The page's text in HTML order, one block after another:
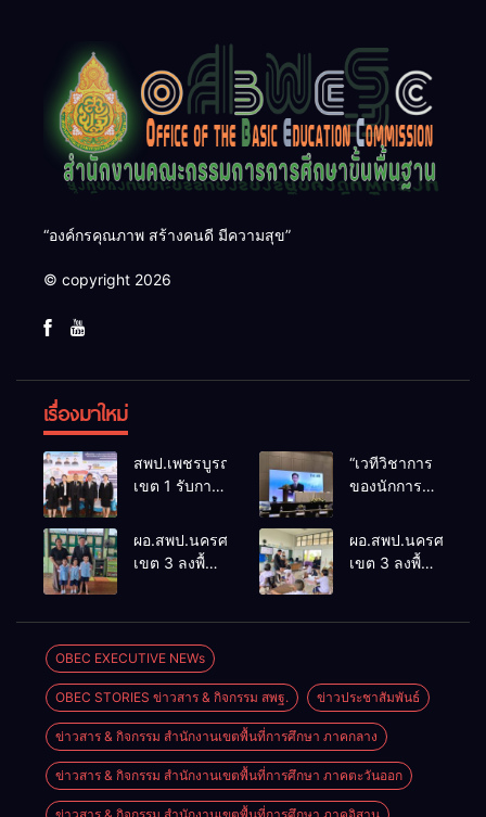
“องค์กรคุณภาพ สร้างคนดี มีความสุข”
© copyright 2026
เรื่องมาใหม่
สพป.เพชรบูรณ์
เขต 1 รับการ
ประเมินผล
เชิงประจักษ์
ต้นแบบ”
ระดับประเทศ
รุ่นที่ 3 ประจำ
ปีงบประมาณ
พ.ศ. 2569
“เวทีวิชาการ
ของนักการ
ThaiCER
International
Research
(ThaiCER)
2026
ผอ.สพป.นครศรีธรรมราช
เขต 3 ลงพื้นที่
ปากพนัง
ผอ.สพป.นครศรีธรร
เขต 3 ลงพื้นที่
OBEC EXECUTIVE NEWs
OBEC STORIES ข่าวสาร & กิจกรรม สพฐ. ข่าวประชาสัมพันธ์
ข่าวสาร & กิจกรรม สำนักงานเขตพื้นที่การศึกษา ภาคกลาง
ข่าวสาร & กิจกรรม สำนักงานเขตพื้นที่การศึกษา ภาคตะวันออก